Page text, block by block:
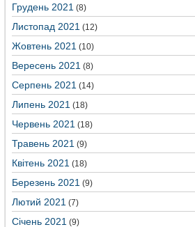
Грудень 2021 (8)
Листопад 2021 (12)
Жовтень 2021 (10)
Вересень 2021 (8)
Серпень 2021 (14)
Липень 2021 (18)
Червень 2021 (18)
Травень 2021 (9)
Квітень 2021 (18)
Березень 2021 (9)
Лютий 2021 (7)
Січень 2021 (9)